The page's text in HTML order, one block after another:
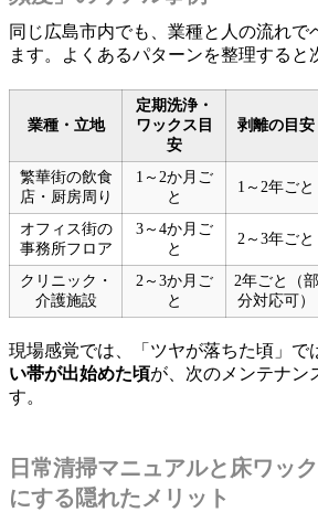
同じ広島市内でも、業種と人の流れで
ます。よくあるパターンを整理すると
業種・立地
定期洗浄・
ワックス目
安
剥離の目安
繁華街の飲食
店・厨房周り
1～2か月ご
と
1～2年ごと
オフィス街の
事務所フロア
3～4か月ご
と
2～3年ごと
クリニック・
介護施設
2～3か月ご
と
2年ごと（部
分対応可）
現場感覚では、「ツヤが落ちた頃」で
い帯が出始めた頃が、次のメンテナン
す。
日常清掃マニュアルと床ワッ
にする隠れたメリット